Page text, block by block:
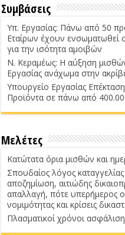
Συμβάσεις
Υπ. Εργασίας: Πάνω από 50
Εταίρων έχουν
για την ισότητα αμοιβών
Ν. Κεραμέως: Η αύξηση
Εργασίας ανάχωμα στην
Υπουργείο Εργασίας
Προϊόντα σε πάνω από
Μελέτες
Κατώτατα όρια μισθών και
Σπουδαίος λόγος
αποζημίωση, αιτιώδης
απαλλαγή, πότε υπερήμερος
νομιμότητας και κρίσεις
Πλασματικοί χρόνοι